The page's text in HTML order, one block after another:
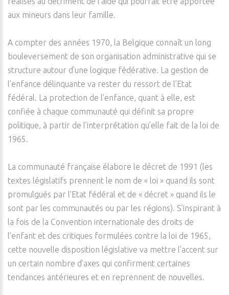
aux mineurs dans leur famille.
A compter des années 1970, la Belgique connaît un long
bouleversement de son organisation administrative qui se
structure autour d’une logique fédérative. La gestion de
l’enfance délinquante va rester du ressort de l’Etat
fédéral. La protection de l’enfance, quant à elle, est
confiée à chaque communauté qui définit sa propre
politique, à partir de l’interprétation qu’elle fait de la loi de
1965.
La communauté française élabore le décret de 1991 (les
textes législatifs prennent le nom de « loi » quand ils sont
promulgués par l’Etat fédéral et de « décret » quand ils le
sont par les communautés ou par les régions). S’inspirant à
la fois de la Convention internationale des droits de
l’enfant et des critiques formulées contre la loi de 1965,
cette nouvelle disposition législative va mettre l’accent sur
un certain nombre d’axes qui confirment certaines
tendances antérieures et en reprennent de nouvelles.